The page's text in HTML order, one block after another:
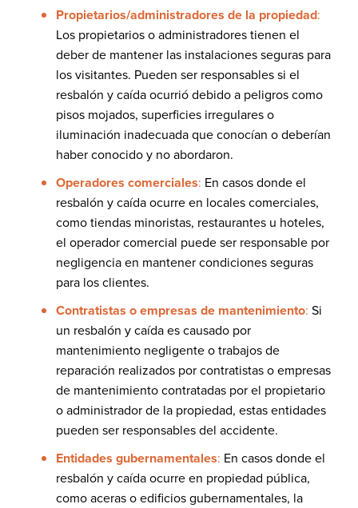
Propietarios/administradores de la propiedad:
Los propietarios o administradores tienen el
deber de mantener las instalaciones seguras para
los visitantes. Pueden ser responsables si el
resbalón y caída ocurrió debido a peligros como
pisos mojados, superficies irregulares o
iluminación inadecuada que conocían o deberían
haber conocido y no abordaron.
Operadores comerciales: En casos donde el
resbalón y caída ocurre en locales comerciales,
como tiendas minoristas, restaurantes u hoteles,
el operador comercial puede ser responsable por
negligencia en mantener condiciones seguras
para los clientes.
Contratistas o empresas de mantenimiento: Si
un resbalón y caída es causado por
mantenimiento negligente o trabajos de
reparación realizados por contratistas o empresas
de mantenimiento contratadas por el propietario
o administrador de la propiedad, estas entidades
pueden ser responsables del accidente.
Entidades gubernamentales: En casos donde el
resbalón y caída ocurre en propiedad pública,
como aceras o edificios gubernamentales, la